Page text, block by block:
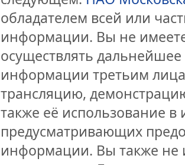
обладателем всей или
информации. Вы не
осуществлять
информации третьим
трансляцию,
также её использование
предусматривающих
информации. Вы также не